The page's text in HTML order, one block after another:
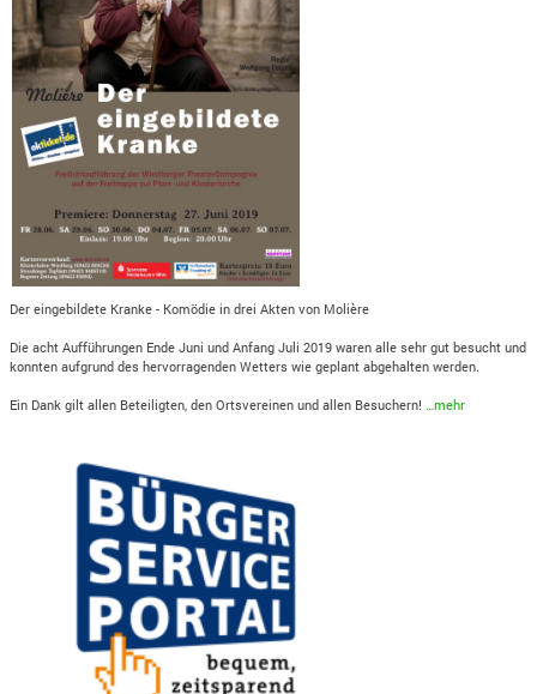
Der eingebildete Kranke - Komödie in drei Akten von Molière
Die acht Aufführungen Ende Juni und Anfang Juli 2019 waren alle sehr gut besucht und
konnten aufgrund des hervorragenden Wetters wie geplant abgehalten werden.
Ein Dank gilt allen Beteiligten, den Ortsvereinen und allen Besuchern!…mehr